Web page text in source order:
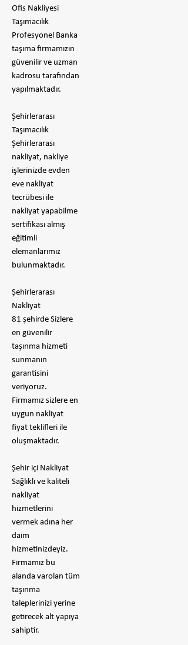
Ofis Nakliyesi
Taşımacılık
Profesyonel Banka
taşıma firmamızın
güvenilir ve uzman
kadrosu tarafından
yapılmaktadır.
Şehirlerarası
Taşımacılık
Şehirlerarası
nakliyat, nakliye
işlerinizde evden
eve nakliyat
tecrübesi ile
nakliyat yapabilme
sertifikası almış
eğitimli
elemanlarımız
bulunmaktadır.
Şehirlerarası
Nakliyat
81 şehirde Sizlere
en güvenilir
taşınma hizmeti
sunmanın
garantisini
veriyoruz.
Firmamız sizlere en
uygun nakliyat
fiyat teklifleri ile
oluşmaktadır.
Şehir içi Nakliyat
Sağlıklı ve kaliteli
nakliyat
hizmetlerini
vermek adına her
daim
hizmetinizdeyiz.
Firmamız bu
alanda varolan tüm
taşınma
taleplerinizi yerine
getirecek alt yapıya
sahiptir.